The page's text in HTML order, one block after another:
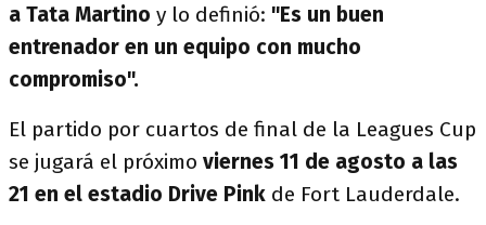
a Tata Martino y lo definió: "Es un buen
entrenador en un equipo con mucho
compromiso".
El partido por cuartos de final de la Leagues Cup
se jugará el próximo viernes 11 de agosto a las
21 en el estadio Drive Pink de Fort Lauderdale.